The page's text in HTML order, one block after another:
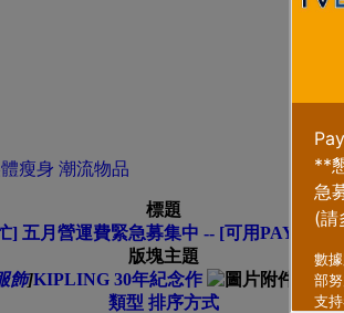
瘦身 潮流物品
標題
] 五月營運費緊急募集中 -- [可用
版塊主題
飾]KIPLING 30年紀念作 ...2 3
類型 排序方式